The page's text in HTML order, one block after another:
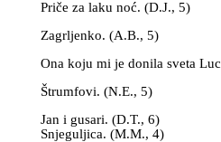
Priče za laku noć. (D.J., 5)
Zagrljenko. (A.B., 5)
Ona koju mi je donila sveta
Štrumfovi. (N.E., 5)
Jan i gusari. (D.T., 6)
Snjeguljica. (M.M., 4)